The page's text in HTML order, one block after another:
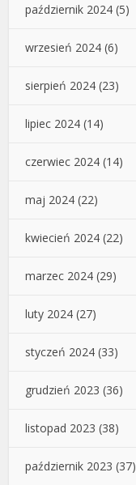
październik 2024 (5)
wrzesień 2024 (6)
sierpień 2024 (23)
lipiec 2024 (14)
czerwiec 2024 (14)
maj 2024 (22)
kwiecień 2024 (22)
marzec 2024 (29)
luty 2024 (27)
styczeń 2024 (33)
grudzień 2023 (36)
listopad 2023 (38)
październik 2023 (37)